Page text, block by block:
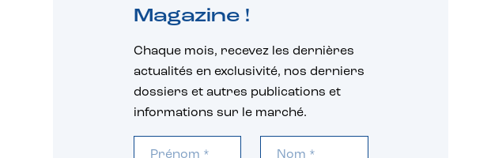
Magazine !
Chaque mois, recevez les dernières
actualités en exclusivité, nos derniers
dossiers et autres publications et
informations sur le marché.